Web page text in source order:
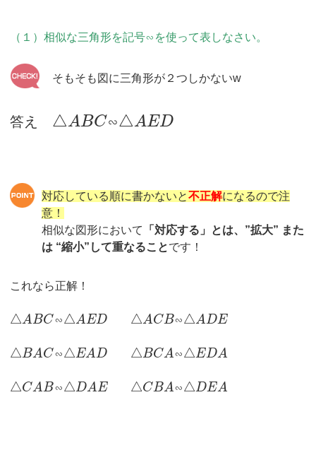
（１）相似な三角形を記号∽を使って表しなさい。
そもそも図に三角形が２つしかないw
答え △ABC∽△AED
対応している順に書かないと不正解になるので注
意！
相似な図形において
「対応する」とは、”拡大” また
は “縮小”して重なることです！
これなら正解！
△ABC∽△AED △ACB∽△ADE
△BAC∽△EAD △BCA∽△EDA
△CAB∽△DAE △CBA∽△DEA